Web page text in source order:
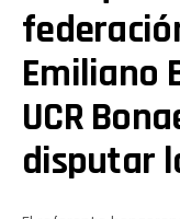
Emiliano
UCR
disputar